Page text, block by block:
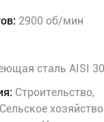
2900 об/мин
сталь AISI
Строительство,